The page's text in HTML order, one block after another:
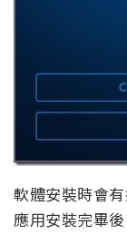
軟體安裝時會有
應用安裝完畢